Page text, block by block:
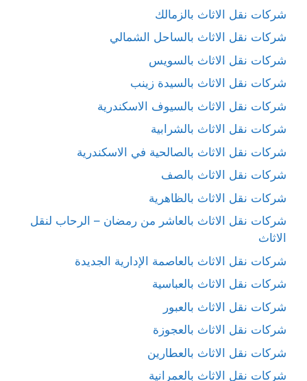
شركات نقل الاثاث بالزمالك
شركات نقل الاثاث بالساحل الشمالي
شركات نقل الاثاث بالسويس
شركات نقل الاثاث بالسيدة زينب
شركات نقل الاثاث بالسيوف الاسكندرية
شركات نقل الاثاث بالشرابية
شركات نقل الاثاث بالصالحية في الاسكندرية
شركات نقل الاثاث بالصف
شركات نقل الاثاث بالظاهرية
شركات نقل الاثاث بالعاشر من رمضان – الرحاب لنقل
الاثاث
شركات نقل الاثاث بالعاصمة الإدارية الجديدة
شركات نقل الاثاث بالعباسية
شركات نقل الاثاث بالعبور
شركات نقل الاثاث بالعجوزة
شركات نقل الاثاث بالعطارين
شركات نقل الاثاث بالعمرانية